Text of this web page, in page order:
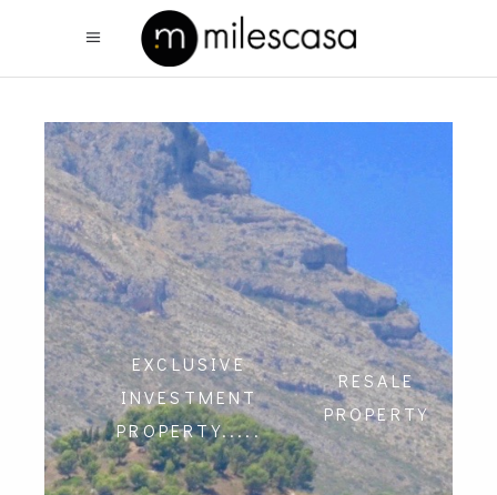
EXCLUSIVE
INVESTMENT
PROPERTY.....
RESALE
PROPERTY